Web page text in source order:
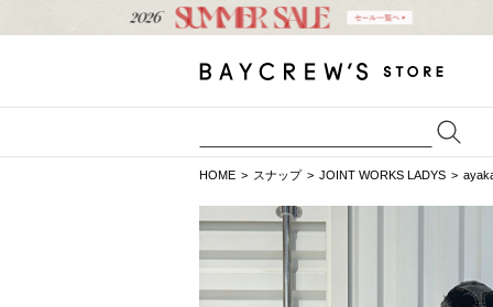
HOME スナップ JOINT WORKS LADYS